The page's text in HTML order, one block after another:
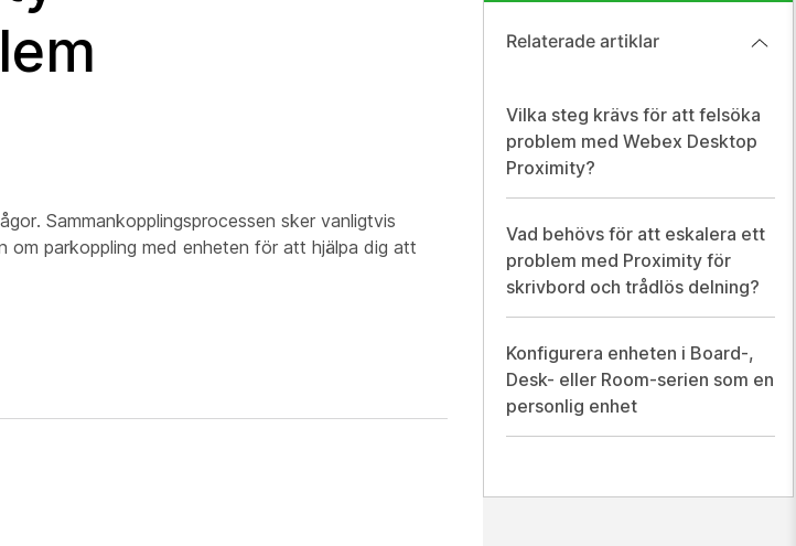
Sammankopplingsprocessen sker vanligtvis
om parkoppling med enheten för att hjälpa dig att
Relaterade artiklar
Vilka steg krävs för att felsöka
problem med Webex Desktop
Proximity?
Vad behövs för att eskalera ett
problem med Proximity för
skrivbord och trådlös delning?
Konfigurera enheten i Board-,
Desk- eller Room-serien som en
personlig enhet